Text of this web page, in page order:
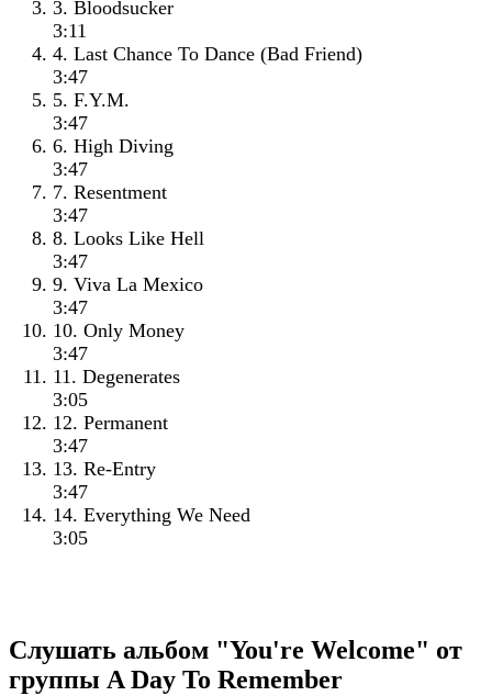
3. Bloodsucker
3:11
4. Last Chance To Dance (Bad Friend)
3:47
5. F.Y.M.
3:47
6. High Diving
3:47
7. Resentment
3:47
8. Looks Like Hell
3:47
9. Viva La Mexico
3:47
10. Only Money
3:47
11. Degenerates
3:05
12. Permanent
3:47
13. Re-Entry
3:47
14. Everything We Need
3:05
Слушать альбом "You're Welcome" от
группы A Day To Remember